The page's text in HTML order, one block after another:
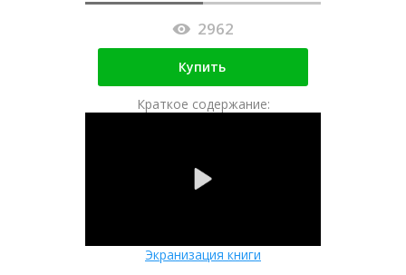
2962
Купить
Краткое содержание:
Экранизация книги